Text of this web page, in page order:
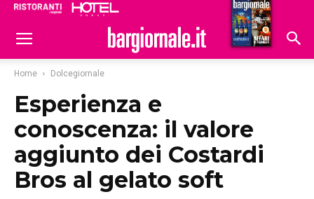
Hoteldomani
Home Dolcegiornale
Esperienza e
conoscenza: il valore
aggiunto dei Costardi
Bros al gelato soft